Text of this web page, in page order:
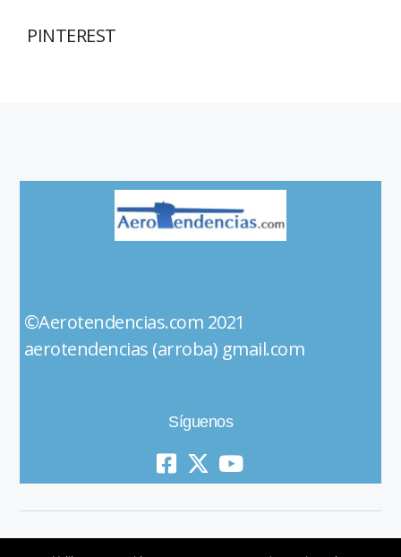
PINTEREST
©Aerotendencias.com 2021
aerotendencias (arroba) gmail.com
Síguenos